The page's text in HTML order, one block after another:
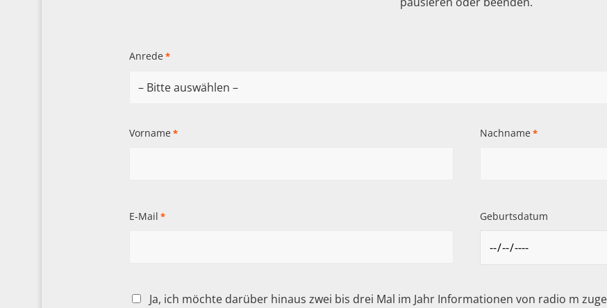
Anrede *
Vorname * Nachname *
E-Mail * Geburtsdatum
Ja, ich möchte darüber hinaus zwei bis drei Mal im Jahr Informationen von radio m